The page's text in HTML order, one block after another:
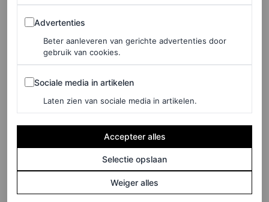
duizelingwekkende kliffen, maar het smalle pad en de
reeks in de rotsen uitgehouwen trappen maken het des te
onvergetelijker. Het nabijgelegen dorp Popovići is ook
een bezoek waard vanwege de traditionele architectuur
en de olijfgaarden.
Advertenties
Advertenties
Beter aanleveren van gerichte advertenties door
gebruik van cookies.
Sociale media in artikelen
Sociale media in artikelen
Laten zien van sociale media in artikelen.
Accepteer alles
Selectie opslaan
Weiger alles